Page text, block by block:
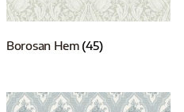
Borosan Hem (45)